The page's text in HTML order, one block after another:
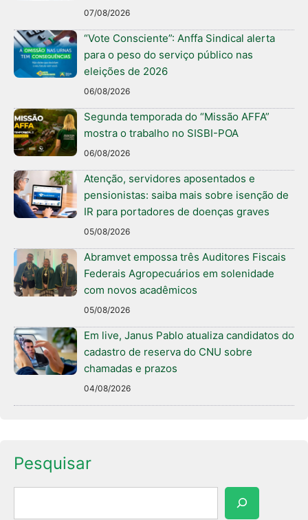
07/08/2026
“Vote Consciente”: Anffa Sindical alerta
para o peso do serviço público nas
eleições de 2026
06/08/2026
Segunda temporada do “Missão AFFA”
mostra o trabalho no SISBI-POA
06/08/2026
Atenção, servidores aposentados e
pensionistas: saiba mais sobre isenção de
IR para portadores de doenças graves
05/08/2026
Abramvet empossa três Auditores Fiscais
Federais Agropecuários em solenidade
com novos acadêmicos
05/08/2026
Em live, Janus Pablo atualiza candidatos do
cadastro de reserva do CNU sobre
chamadas e prazos
04/08/2026
Pesquisar